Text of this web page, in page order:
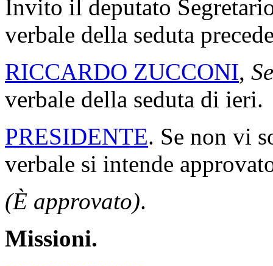
Rif. normativi
XIX LEGISLATURA
Resoconto stenografico
Seduta n. 313 di martedì
PRESIDENZA DEL
La seduta comincia alle